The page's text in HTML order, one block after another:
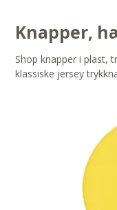
Knapper,
Shop knapper i
klassiske jersey